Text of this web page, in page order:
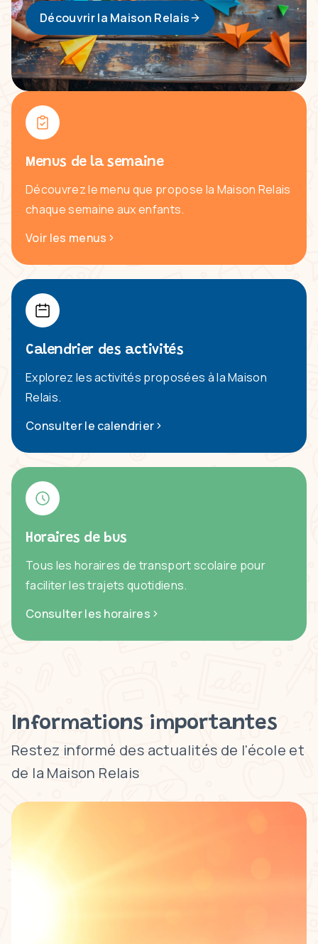
Découvrir la Maison Relais
Menus de la semaine
Découvrez le menu que propose la Maison Relais
chaque semaine aux enfants.
Voir les menus
Calendrier des activités
Explorez les activités proposées à la Maison
Relais.
Consulter le calendrier
Horaires de bus
Tous les horaires de transport scolaire pour
faciliter les trajets quotidiens.
Consulter les horaires
Informations importantes
Restez informé des actualités de l'école et
de la Maison Relais